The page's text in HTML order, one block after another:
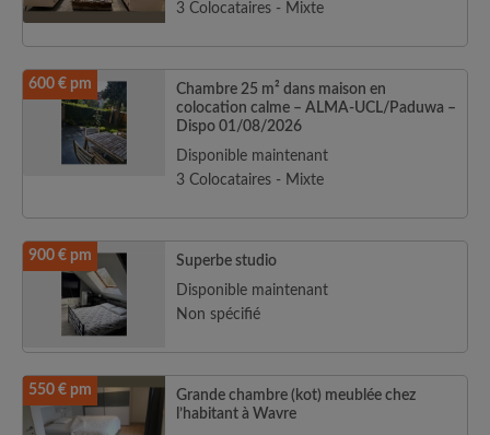
3 Colocataires - Mixte
600 € pm
Chambre 25 m² dans maison en
colocation calme – ALMA-UCL/Paduwa –
Dispo 01/08/2026
Disponible maintenant
3 Colocataires - Mixte
900 € pm
Superbe studio
Disponible maintenant
Non spécifié
550 € pm
Grande chambre (kot) meublée chez
l’habitant à Wavre